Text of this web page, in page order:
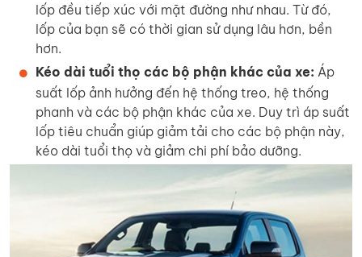
lốp đều tiếp xúc với mặt đường như nhau. Từ đó,
lốp của bạn sẽ có thời gian sử dụng lâu hơn, bền
hơn.
Kéo dài tuổi thọ các bộ phận khác của xe: Áp
suất lốp ảnh hưởng đến hệ thống treo, hệ thống
phanh và các bộ phận khác của xe. Duy trì áp suất
lốp tiêu chuẩn giúp giảm tải cho các bộ phận này,
kéo dài tuổi thọ và giảm chi phí bảo dưỡng.